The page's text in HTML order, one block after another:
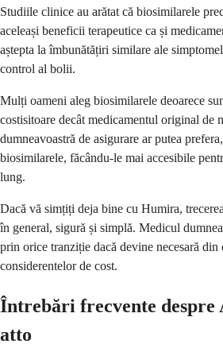
Studiile clinice au arătat că biosimilarele
aceleași beneficii terapeutice ca și
aștepta la îmbunătățiri similare ale
control al bolii.
Mulți oameni aleg biosimilarele deoarece
costisitoare decât medicamentul original de
dumneavoastră de asigurare ar putea
biosimilarele, făcându-le mai accesibile
lung.
Dacă vă simțiți deja bine cu Humira,
în general, sigură și simplă. Medicul
prin orice tranziție dacă devine necesară din
considerentelor de cost.
Întrebări frecvente despre
atto